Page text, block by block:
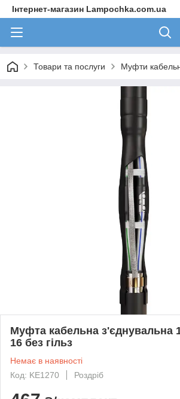
Інтернет-магазин Lampochka.com.ua
Товари та послуги Муфти
Муфта кабельна з'єднувальна
16 без гільз
Немає в наявності
Код: KE1270
Роздріб